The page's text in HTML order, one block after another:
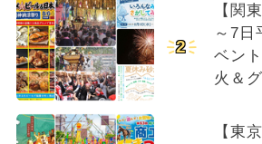
2
【関
～7日
ベン
火＆
【東